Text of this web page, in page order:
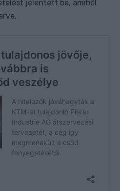
jelentett be, amiből